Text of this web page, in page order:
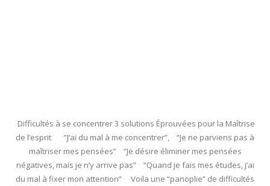
Difficultés à se concentrer 3 solutions Éprouvées pour la Maîtrise
de l’esprit “J’ai du mal à me concentrer”, “Je ne parviens pas à
maîtriser mes pensées” “Je désire éliminer mes pensées
négatives, mais je n’y arrive pas” “Quand je fais mes études, j’ai
du mal à fixer mon attention” Voila une “panoplie” de difficultés